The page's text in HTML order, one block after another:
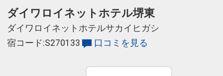
ダイワロイネットホテル堺東
ダイワロイネットホテルサカイヒガシ
宿コード:S270133
口コミを見る